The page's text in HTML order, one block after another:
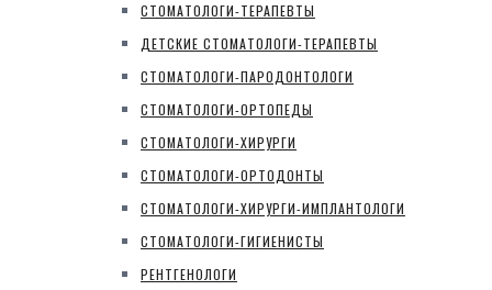
СТОМАТОЛОГИ-ТЕРАПЕВТЫ
ДЕТСКИЕ СТОМАТОЛОГИ-ТЕРАПЕВТЫ
СТОМАТОЛОГИ-ПАРОДОНТОЛОГИ
СТОМАТОЛОГИ-ОРТОПЕДЫ
СТОМАТОЛОГИ-ХИРУРГИ
СТОМАТОЛОГИ-ОРТОДОНТЫ
СТОМАТОЛОГИ-ХИРУРГИ-ИМПЛАНТОЛОГИ
СТОМАТОЛОГИ-ГИГИЕНИСТЫ
РЕНТГЕНОЛОГИ